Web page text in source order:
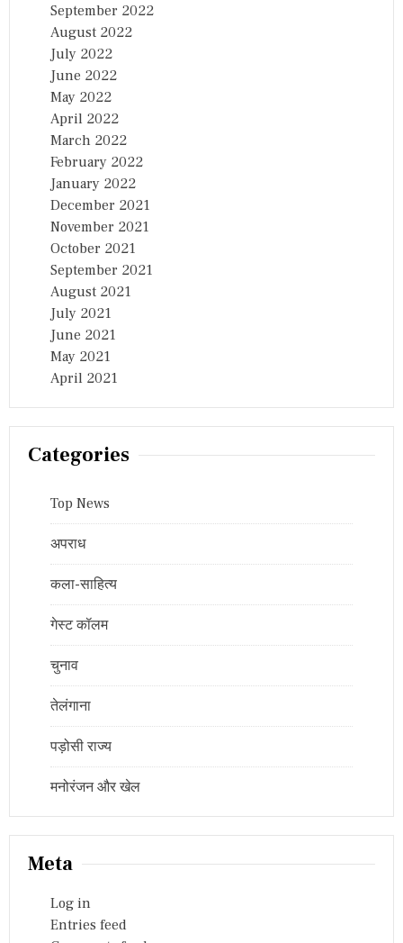
September 2022
August 2022
July 2022
June 2022
May 2022
April 2022
March 2022
February 2022
January 2022
December 2021
November 2021
October 2021
September 2021
August 2021
July 2021
June 2021
May 2021
April 2021
Categories
Top News
अपराध
कला-साहित्य
गेस्ट कॉलम
चुनाव
तेलंगाना
पड़ोसी राज्य
मनोरंजन और खेल
Meta
Log in
Entries feed